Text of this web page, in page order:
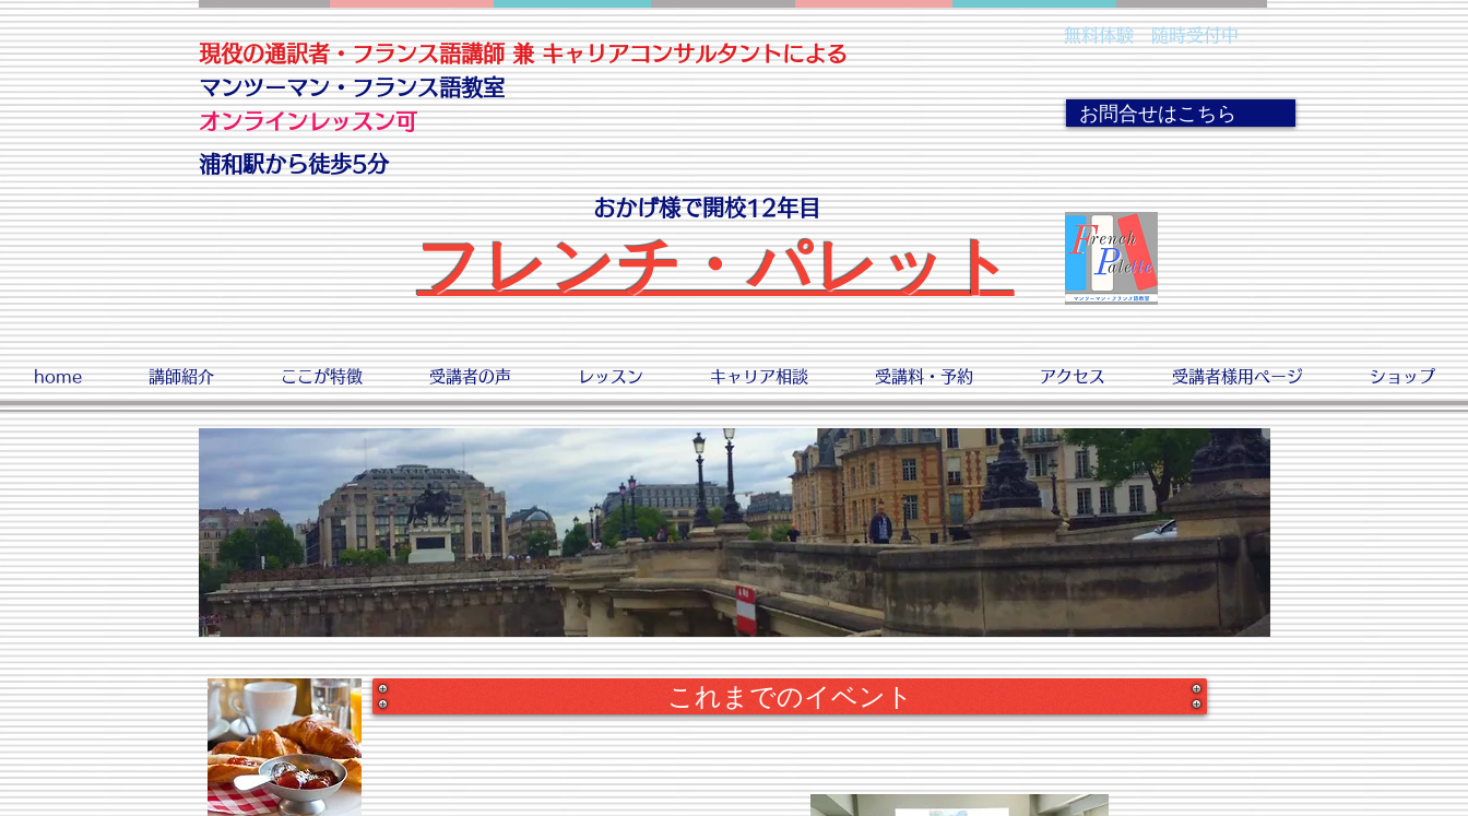
現役の通訳者・フランス語講師 兼 キャリアコンサルタントによる
​マンツーマン・フランス語教室
オンラインレッスン可
浦和駅から徒歩5分
おかげ様で開校12年目
フレンチ・パレット
無料体験 随時受付中
お問合せはこちら
home 講師紹介 ここが特徴 受講者の声 レッスン キャリア相談 受講料・予約 アクセス 受講者様用ページ ショップ
これまでのイベント